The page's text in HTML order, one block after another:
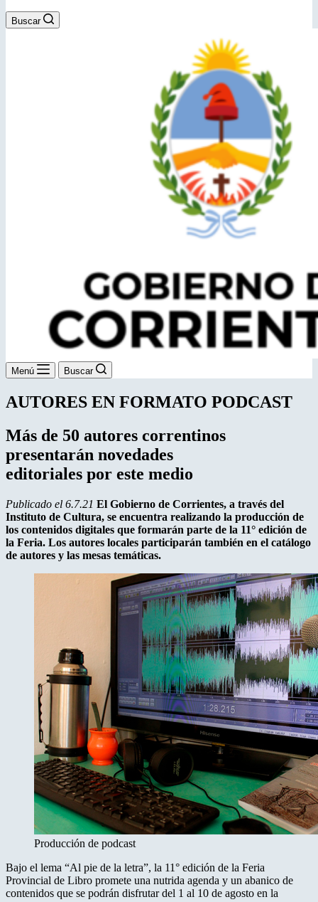
Buscar
Menú Buscar
AUTORES EN FORMATO PODCAST
Más de 50 autores correntinos
presentarán novedades
editoriales por este medio
Publicado el 6.7.21 El Gobierno de Corrientes, a través del
Instituto de Cultura, se encuentra realizando la producción de
los contenidos digitales que formarán parte de la 11° edición de
la Feria. Los autores locales participarán también en el catálogo
de autores y las mesas temáticas.
Producción de podcast
Bajo el lema “Al pie de la letra”, la 11° edición de la Feria
Provincial de Libro promete una nutrida agenda y un abanico de
contenidos que se podrán disfrutar del 1 al 10 de agosto en la